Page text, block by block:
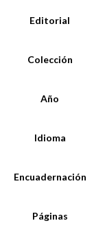
Editorial
Colección
Año
Idioma
Encuadernación
Páginas